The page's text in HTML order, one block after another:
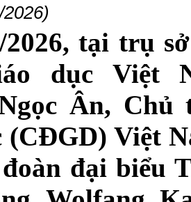
2026, tại trụ
dục Việt
Ân, Chủ
(CĐGD) Việt
đại biểu